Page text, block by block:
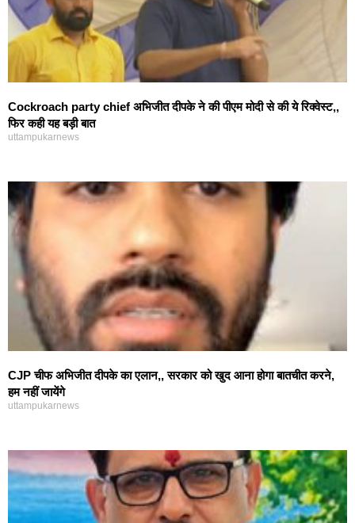
Cockroach party chief अभिजीत दीपके ने की पीएम मोदी से की ये रिक्वेस्ट,,
फिर कही यह बड़ी बात
uttampukarnews
CJP चीफ अभिजीत दीपके का एलान,, सरकार को खुद आना होगा बातचीत करने,
हम नहीं जायेंगे
uttampukarnews